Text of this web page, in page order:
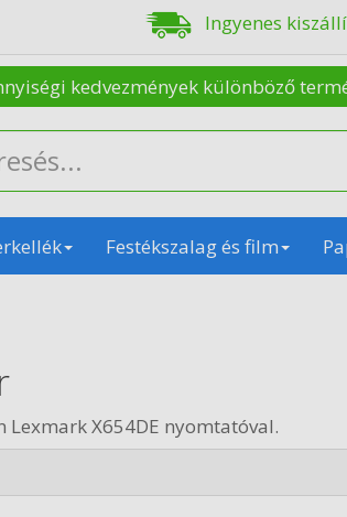
Ingyenes
kedvezmények különböző
Festékszalag és film
X654DE nyomtatóval.